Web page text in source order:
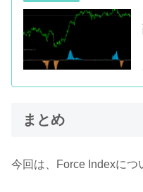
まとめ
今回は、Force Indexにつ